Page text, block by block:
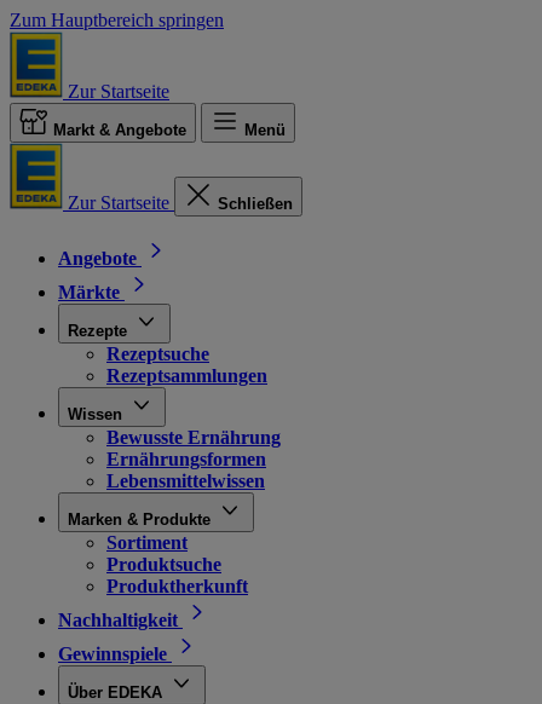
Zum Hauptbereich springen
Zur Startseite
Markt & Angebote Menü
Zur Startseite Schließen
Angebote
Märkte
Rezepte
Rezeptsuche
Rezeptsammlungen
Wissen
Bewusste Ernährung
Ernährungsformen
Lebensmittelwissen
Marken & Produkte
Sortiment
Produktsuche
Produktherkunft
Nachhaltigkeit
Gewinnspiele
Über EDEKA